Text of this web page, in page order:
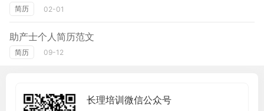
简历 02-01
助产士个人简历范文
简历 09-12
长理培训微信公众号